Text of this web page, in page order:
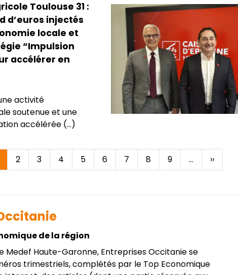
Toulouse 31 :
d’euros injectés
locale et
“Impulsion
accélérer en
activité
soutenue et une
accélérée (...)
Page
2 Page
3 Page
4 Page
5 Page
6 Page
7 Page
8 Page
9 …
Page
suivante
››
de la région
Medef Haute-Garonne, Entreprises Occitanie se
trimestriels, complétés par le Top Economique